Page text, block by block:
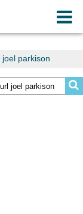
parkison